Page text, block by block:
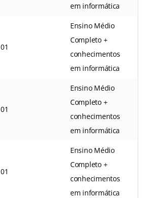
em informática
01
Ensino Médio
Completo +
conhecimentos
em informática
01
Ensino Médio
Completo +
conhecimentos
em informática
01
Ensino Médio
Completo +
conhecimentos
em informática